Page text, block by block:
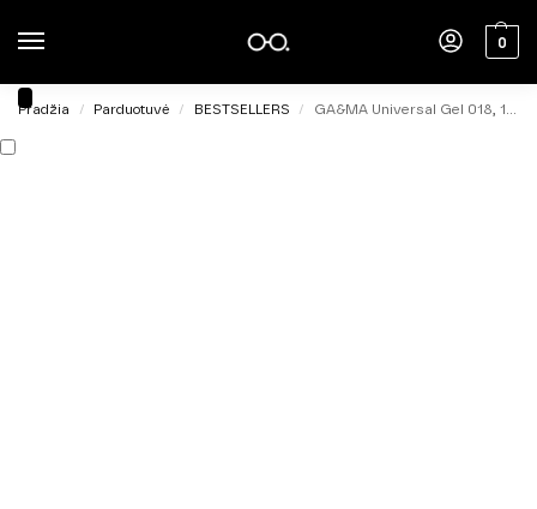
0
Pradžia / Parduotuvė / BESTSELLERS / GA&MA Universal Gel 018, 15ml